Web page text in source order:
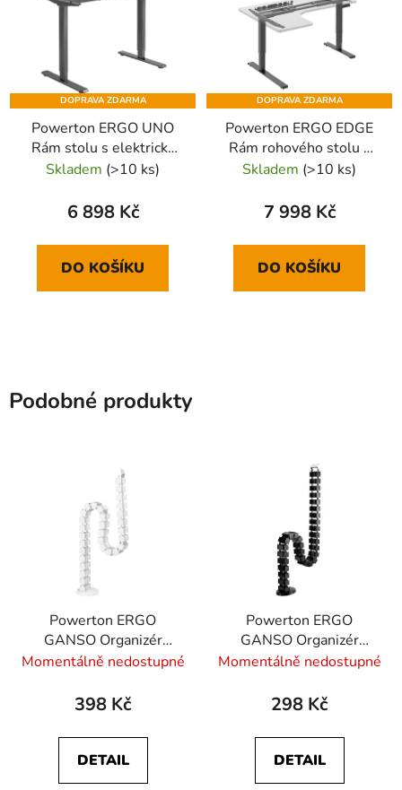
DOPRAVA ZDARMA
Powerton ERGO UNO
Rám stolu s elektricky
nastavitelnou výškou
Skladem (>10 ks)
6 898 Kč
DO KOŠÍKU
DOPRAVA ZDARMA
Powerton ERGO EDGE
Rám rohového stolu s
elektricky nastavitelnou
černý
Skladem (>10 ks)
7 998 Kč
DO KOŠÍKU
Podobné produkty
Powerton ERGO
GANSO Organizér
kabelů, bílý
Momentálně nedostupné
398 Kč
DETAIL
Powerton ERGO
GANSO Organizér
kabelů, černý
Momentálně nedostupné
298 Kč
DETAIL